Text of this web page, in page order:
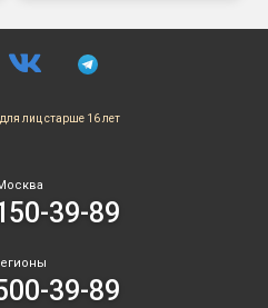
лиц старше 16 лет
39-89
39-89